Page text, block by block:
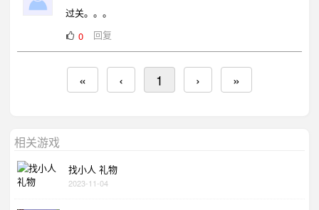
过关。。。
0
回复
« ‹ 1 › »
相关游戏
找小人 礼物
2023-11-04